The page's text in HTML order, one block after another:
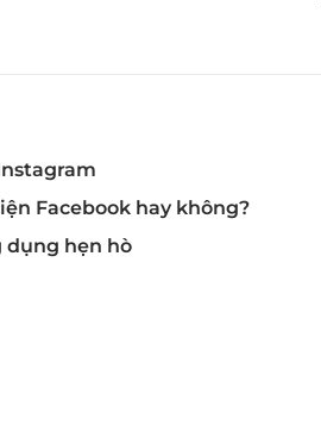
Facebook hay không?
dụng hẹn hò